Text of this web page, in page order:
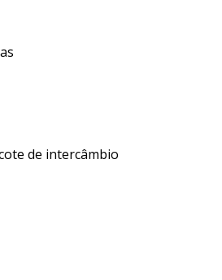
de intercâmbio